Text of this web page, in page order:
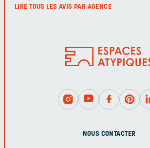
LIRE TOUS LES AVIS PAR AGENCE
NOUS CONTACTER